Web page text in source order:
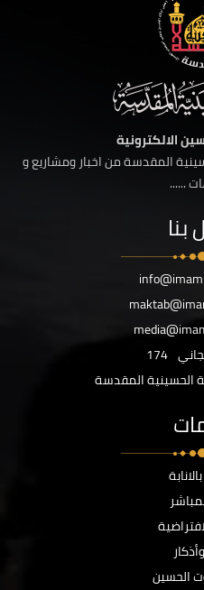
الالكترونية
المقدسة من اخبار ومشاريع و
......
بنا
174
الحسينية المقدسة
الحسين